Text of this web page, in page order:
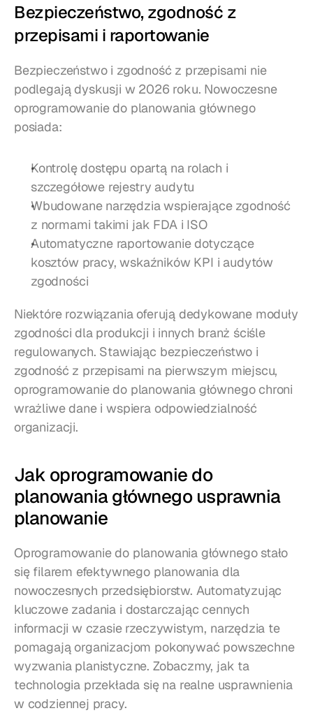
Bezpieczeństwo, zgodność z
przepisami i raportowanie
Bezpieczeństwo i zgodność z przepisami nie
podlegają dyskusji w 2026 roku. Nowoczesne
oprogramowanie do planowania głównego
posiada:
Kontrolę dostępu opartą na rolach i
szczegółowe rejestry audytu
Wbudowane narzędzia wspierające zgodność
z normami takimi jak FDA i ISO
Automatyczne raportowanie dotyczące
kosztów pracy, wskaźników KPI i audytów
zgodności
Niektóre rozwiązania oferują dedykowane moduły
zgodności dla produkcji i innych branż ściśle
regulowanych. Stawiając bezpieczeństwo i
zgodność z przepisami na pierwszym miejscu,
oprogramowanie do planowania głównego chroni
wrażliwe dane i wspiera odpowiedzialność
organizacji.
Jak oprogramowanie do
planowania głównego usprawnia
planowanie
Oprogramowanie do planowania głównego stało
się filarem efektywnego planowania dla
nowoczesnych przedsiębiorstw. Automatyzując
kluczowe zadania i dostarczając cennych
informacji w czasie rzeczywistym, narzędzia te
pomagają organizacjom pokonywać powszechne
wyzwania planistyczne. Zobaczmy, jak ta
technologia przekłada się na realne usprawnienia
w codziennej pracy.